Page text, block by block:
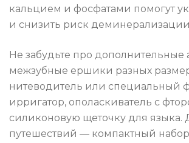
кальцием и фосфатами помогут
и снизить риск
Не забудьте про дополнительные
межзубные ершики разных
нитеводитель или специальный
ирригатор, ополаскиватель с
силиконовую щеточку для языка.
путешествий — компактный